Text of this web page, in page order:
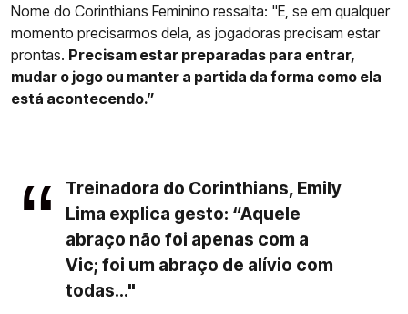
Nome do Corinthians Feminino ressalta: "E, se em qualquer
momento precisarmos dela, as jogadoras precisam estar
prontas. Precisam estar preparadas para entrar,
mudar o jogo ou manter a partida da forma como ela
está acontecendo.”
Treinadora do Corinthians, Emily
Lima explica gesto: “Aquele
abraço não foi apenas com a
Vic; foi um abraço de alívio com
todas..."